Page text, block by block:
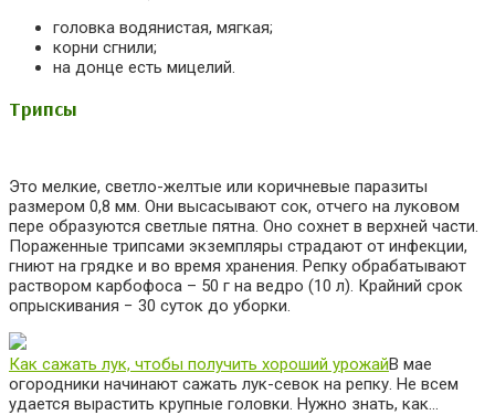
головка водянистая, мягкая;
корни сгнили;
на донце есть мицелий.
Трипсы
Это мелкие, светло-желтые или коричневые паразиты
размером 0,8 мм. Они высасывают сок, отчего на луковом
пере образуются светлые пятна. Оно сохнет в верхней части.
Пораженные трипсами экземпляры страдают от инфекции,
гниют на грядке и во время хранения. Репку обрабатывают
раствором карбофоса – 50 г на ведро (10 л). Крайний срок
опрыскивания − 30 суток до уборки.
Как сажать лук, чтобы получить хороший урожайВ мае
огородники начинают сажать лук-севок на репку. Не всем
удается вырастить крупные головки. Нужно знать, как…